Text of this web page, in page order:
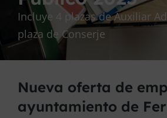
Incluye 4 plazas de Auxiliar
plaza de Conserje
Nueva oferta de
ayuntamiento de